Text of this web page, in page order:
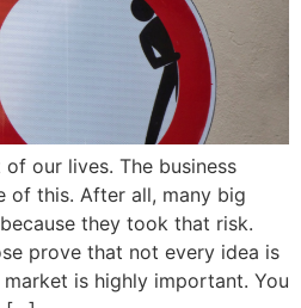
our lives. The business
of this. After all, many big
they took that risk.
prove that not every idea is
is highly important. You